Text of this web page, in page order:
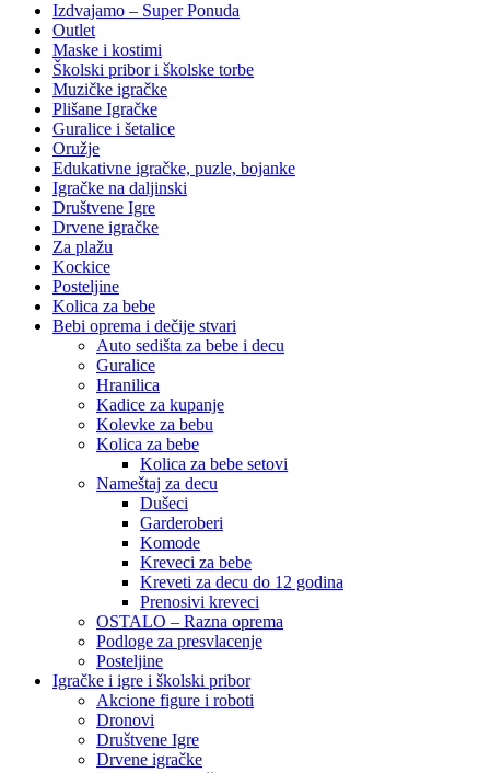
Izdvajamo – Super Ponuda
Outlet
Maske i kostimi
Školski pribor i školske torbe
Muzičke igračke
Plišane Igračke
Guralice i šetalice
Oružje
Edukativne igračke, puzle, bojanke
Igračke na daljinski
Društvene Igre
Drvene igračke
Za plažu
Kockice
Posteljine
Kolica za bebe
Bebi oprema i dečije stvari
Auto sedišta za bebe i decu
Guralice
Hranilica
Kadice za kupanje
Kolevke za bebu
Kolica za bebe
Kolica za bebe setovi
Nameštaj za decu
Dušeci
Garderoberi
Komode
Kreveci za bebe
Kreveti za decu do 12 godina
Prenosivi kreveci
OSTALO – Razna oprema
Podloge za presvlacenje
Posteljine
Igračke i igre i školski pribor
Akcione figure i roboti
Dronovi
Društvene Igre
Drvene igračke